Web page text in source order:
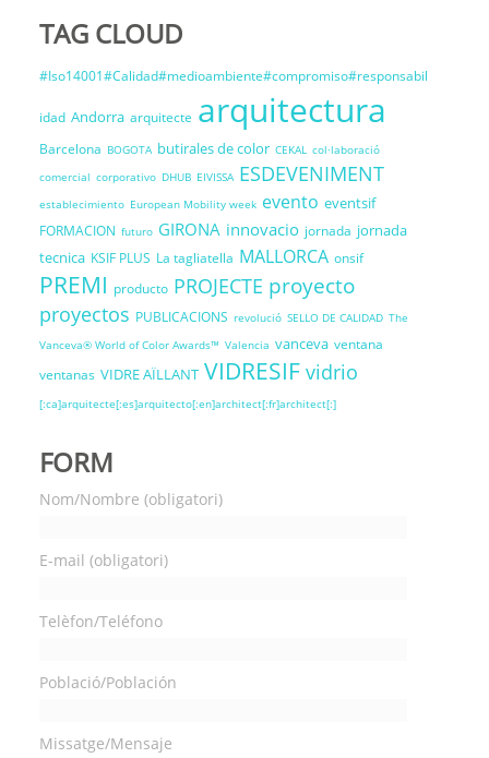
TAG CLOUD
#Iso14001#Calidad#medioambiente#compromiso#responsabil
idad Andorra arquitecte arquitectura
Barcelona BOGOTA butirales de color CEKAL col·laboració
comercial corporativo DHUB EIVISSA ESDEVENIMENT
establecimiento European Mobility week evento eventsif
FORMACION futuro GIRONA innovacio jornada jornada
tecnica KSIF PLUS La tagliatella MALLORCA onsif
PREMI producto PROJECTE proyecto
proyectos PUBLICACIONS revolució SELLO DE CALIDAD The
Vanceva® World of Color Awards™ Valencia vanceva ventana
ventanas VIDRE AÏLLANT VIDRESIF vidrio
[:ca]arquitecte[:es]arquitecto[:en]architect[:fr]architect[:]
FORM
Nom/Nombre (obligatori)
E-mail (obligatori)
Telèfon/Teléfono
Població/Población
Missatge/Mensaje